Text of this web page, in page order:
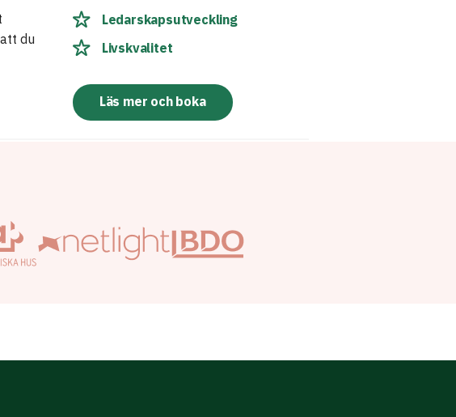
du
Ledarskapsutveckling
Livskvalitet
Läs mer och boka